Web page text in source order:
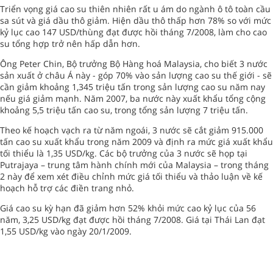
Triển vọng giá cao su thiên nhiên rất u ám do ngành ô tô toàn cầu
sa sút và giá dầu thô giảm. Hiện dầu thô thấp hơn 78% so với mức
kỷ lục cao 147 USD/thùng đạt được hồi tháng 7/2008, làm cho cao
su tổng hợp trở nên hấp dẫn hơn.
Ông Peter Chin, Bộ trưởng Bộ Hàng hoá Malaysia, cho biết 3 nước
sản xuất ở châu Á này - góp 70% vào sản lượng cao su thế giới - sẽ
cần giảm khoảng 1,345 triệu tấn trong sản lượng cao su năm nay
nếu giá giảm mạnh. Năm 2007, ba nước này xuất khẩu tổng cộng
khoảng 5,5 triệu tấn cao su, trong tổng sản lượng 7 triệu tấn.
Theo kế hoạch vạch ra từ năm ngoái, 3 nước sẽ cắt giảm 915.000
tấn cao su xuất khẩu trong năm 2009 và định ra mức giá xuất khẩu
tối thiểu là 1,35 USD/kg. Các bộ trưởng của 3 nước sẽ họp tại
Putrajaya – trung tâm hành chính mới của Malaysia – trong tháng
2 này để xem xét điều chỉnh mức giá tối thiểu và thảo luận về kế
hoạch hỗ trợ các điền trang nhỏ.
Giá cao su kỳ hạn đã giảm hơn 52% khỏi mức cao kỷ lục của 56
năm, 3,25 USD/kg đạt được hồi tháng 7/2008. Giá tại Thái Lan đạt
1,55 USD/kg vào ngày 20/1/2009.